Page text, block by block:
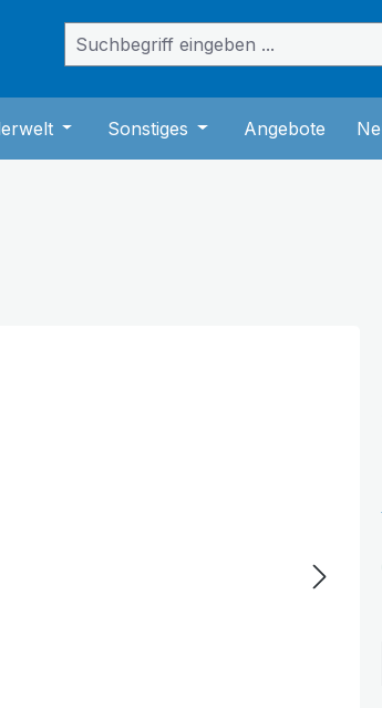
Dropdown der Kategorie Bücher
Schließe das Dropdown der Kategorie
Öffne oder Schließe das Dropdown
Sonstiges Öffne oder Schließe
Angebote